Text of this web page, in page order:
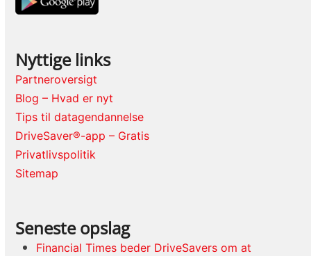
Nyttige links
Partneroversigt
Blog – Hvad er nyt
Tips til datagendannelse
DriveSaver®-app – Gratis
Privatlivspolitik
Sitemap
Seneste opslag
Financial Times beder DriveSavers om at